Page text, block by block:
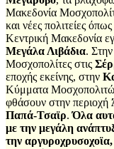
Μακεδονία
και νέες πολιτείες
Κεντρική Μακεδονία
Μεγάλα Λιβάδια.
Μοσχοπολίτες στις
εποχής εκείνης, στην
Κύμματα
φθάσουν στην περιοχή
Παπά-Τσαϊρ.Όλα
με την μεγάλη
την